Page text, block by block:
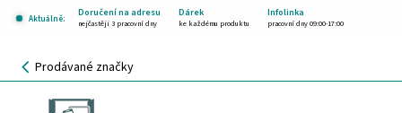
Aktuálně:
Doručení na adresu Dárek Infolinka
nejčastěji 3 pracovní dny ke každému produktu pracovní dny 09:00-17:00
NÁKUPNÍ
KOŠÍK
Prodávané značky